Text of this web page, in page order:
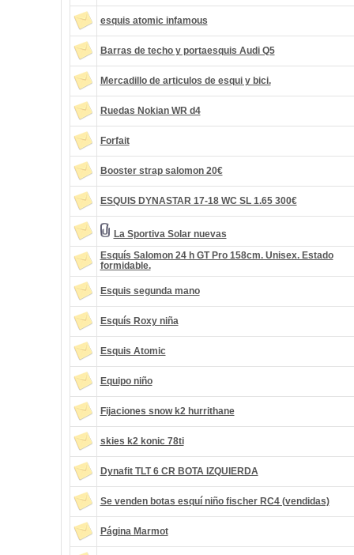
esquis atomic infamous
Barras de techo y portaesquis Audi Q5
Mercadillo de articulos de esqui y bici.
Ruedas Nokian WR d4
Forfait
Booster strap salomon 20€
ESQUIS DYNASTAR 17-18 WC SL 1.65 300€
La Sportiva Solar nuevas
Esquís Salomon 24 h GT Pro 158cm. Unisex. Estado
formidable.
Esquis segunda mano
Esquís Roxy niña
Esquis Atomic
Equipo niño
Fijaciones snow k2 hurrithane
skies k2 konic 78ti
Dynafit TLT 6 CR BOTA IZQUIERDA
Se venden botas esquí niño fischer RC4 (vendidas)
Página Marmot